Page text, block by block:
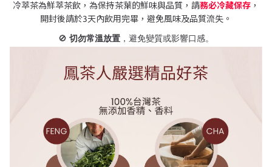
冷萃茶為鮮萃茶飲，為保持茶葉的鮮味與品質，請務必冷藏保存 ，
開封後請於3天內飲用完畢，避免風味及品質流失。
🚫 切勿常溫放置 ，避免變質或影響口感。